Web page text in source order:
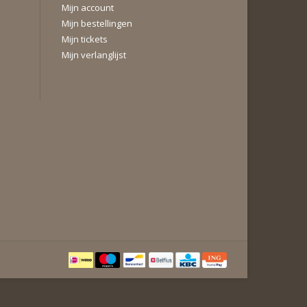
Mijn account
Mijn bestellingen
Mijn tickets
Mijn verlanglijst